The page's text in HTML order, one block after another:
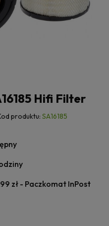
Hifi Filter
produktu: SA16185
zł - Paczkomat InPost